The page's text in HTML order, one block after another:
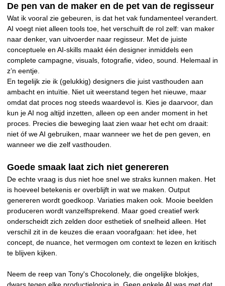
De pen van de maker en de pet van de regisseur
Wat ik vooral zie gebeuren, is dat het vak fundamenteel verandert.
AI voegt niet alleen tools toe, het verschuift de rol zelf: van maker
naar denker, van uitvoerder naar regisseur. Met de juiste
conceptuele en AI-skills maakt één designer inmiddels een
complete campagne, visuals, fotografie, video, sound. Helemaal in
z’n eentje.
En tegelijk zie ik (gelukkig) designers die juist vasthouden aan
ambacht en intuïtie. Niet uit weerstand tegen het nieuwe, maar
omdat dat proces nog steeds waardevol is. Kies je daarvoor, dan
kun je AI nog altijd inzetten, alleen op een ander moment in het
proces. Precies die beweging laat zien waar het echt om draait:
niet óf we AI gebruiken, maar wanneer we het de pen geven, en
wanneer we die zelf vasthouden.
Goede smaak laat zich niet genereren
De echte vraag is dus niet hoe snel we straks kunnen maken. Het
is hoeveel betekenis er overblijft in wat we maken. Output
genereren wordt goedkoop. Variaties maken ook. Mooie beelden
produceren wordt vanzelfsprekend. Maar goed creatief werk
onderscheidt zich zelden door esthetiek of snelheid alleen. Het
verschil zit in de keuzes die eraan voorafgaan: het idee, het
concept, de nuance, het vermogen om context te lezen en kritisch
te blijven kijken.
Neem de reep van Tony's Chocolonely, die ongelijke blokjes,
dwars tegen elke productielogica in. Geen enkele AI was met dat